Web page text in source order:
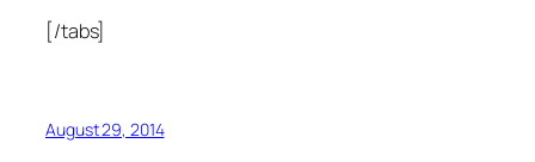
[/tabs]
August 29, 2014